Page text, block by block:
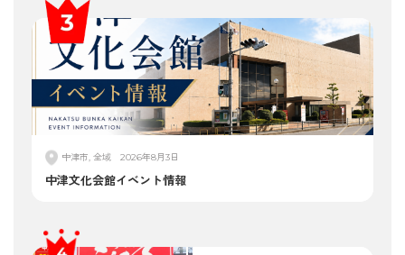
中津市, 全域 2026年8月3日
中津文化会館イベント情報